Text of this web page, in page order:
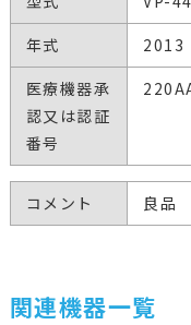
年式
2013
医療機器承
認又は認証
番号
コメント 良品
関連機器一覧